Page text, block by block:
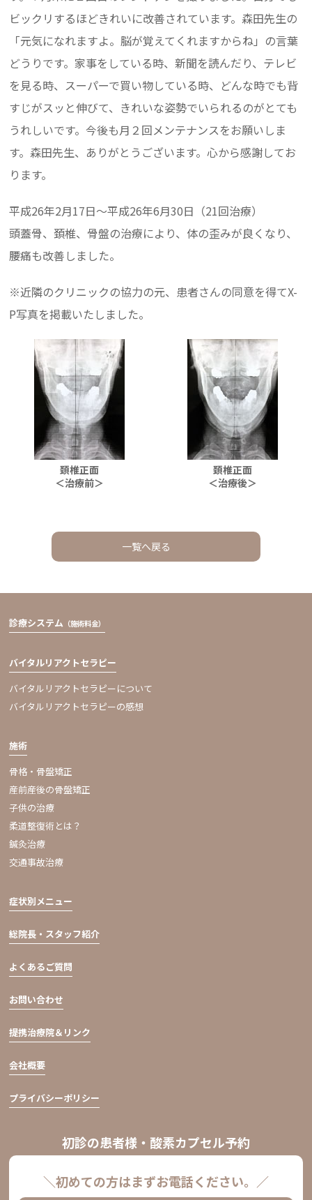
ビックリするほどきれいに改善されています。森田先生の
「元気になれますよ。脳が覚えてくれますからね」の言葉
どうりです。家事をしている時、新聞を読んだり、テレビ
を見る時、スーパーで買い物している時、どんな時でも背
すじがスッと伸びて、きれいな姿勢でいられるのがとても
うれしいです。今後も月２回メンテナンスをお願いしま
す。森田先生、ありがとうございます。心から感謝してお
ります。
平成26年2月17日～平成26年6月30日（21回治療）
頭蓋骨、頚椎、骨盤の治療により、体の歪みが良くなり、
腰痛も改善しました。
※近隣のクリニックの協力の元、患者さんの同意を得てX-
P写真を掲載いたしました。
頚椎正面
＜治療前＞
頚椎正面
＜治療後＞
一覧へ戻る
診療システム （施術料金）
バイタルリアクトセラピー
バイタルリアクトセラピーについて
バイタルリアクトセラピーの感想
施術
骨格・骨盤矯正
産前産後の骨盤矯正
子供の治療
柔道整復術とは？
鍼灸治療
交通事故治療
症状別メニュー
総院長・スタッフ紹介
よくあるご質問
お問い合わせ
提携治療院＆リンク
会社概要
プライバシーポリシー
初診の患者様・酸素カプセル予約
＼初めての方はまずお電話ください。／